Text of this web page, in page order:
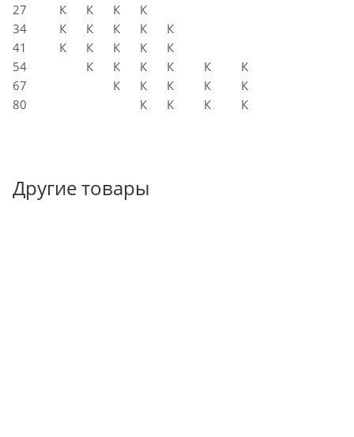
27 К К К
К
34
К К К К
К
41
К К К К
К
54
К К К К К
К
67
К К К К
К
80
К К К К
Другие товары